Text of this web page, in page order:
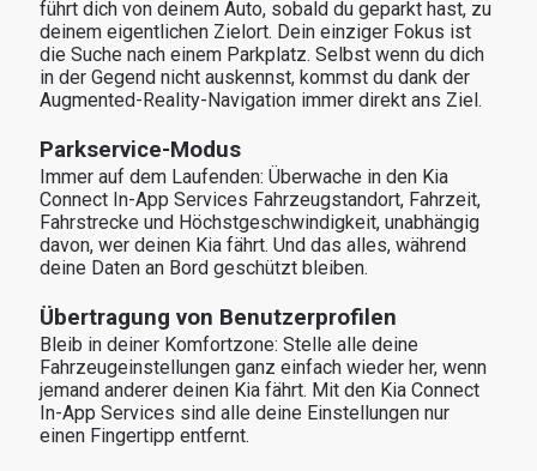
führt dich von deinem Auto, sobald du geparkt hast, zu
deinem eigentlichen Zielort. Dein einziger Fokus ist
die Suche nach einem Parkplatz. Selbst wenn du dich
in der Gegend nicht auskennst, kommst du dank der
Augmented-Reality-Navigation immer direkt ans Ziel.
Parkservice-Modus
Immer auf dem Laufenden: Überwache in den Kia
Connect In-App Services Fahrzeugstandort, Fahrzeit,
Fahrstrecke und Höchstgeschwindigkeit, unabhängig
davon, wer deinen Kia fährt. Und das alles, während
deine Daten an Bord geschützt bleiben.
Übertragung von Benutzerprofilen
Bleib in deiner Komfortzone: Stelle alle deine
Fahrzeugeinstellungen ganz einfach wieder her, wenn
jemand anderer deinen Kia fährt. Mit den Kia Connect
In-App Services sind alle deine Einstellungen nur
einen Fingertipp entfernt.